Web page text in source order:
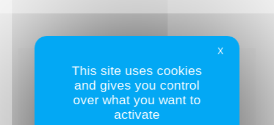
Partagez ce texte !
FacebookTwitter
X
This site uses cookies
and gives you control
over what you want to
activate